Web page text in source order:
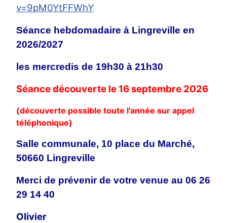
v=9pM0YtFFWhY
Séance hebdomadaire à Lingreville en
2026/2027
les mercredis de 19h30 à 21h30
Séance découverte le 16 septembre 2026
(découverte possible toute l'année sur appel
téléphonique)
Salle communale, 10 place du Marché,
50660 Lingreville
Merci de prévenir de votre venue au 06 26
29 14 40
Olivier